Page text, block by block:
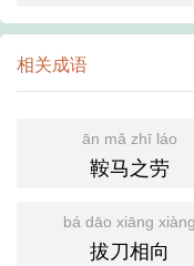
相关成语
ān mǎ zhī láo
鞍马之劳
bá dāo xiāng xiàng
拔刀相向